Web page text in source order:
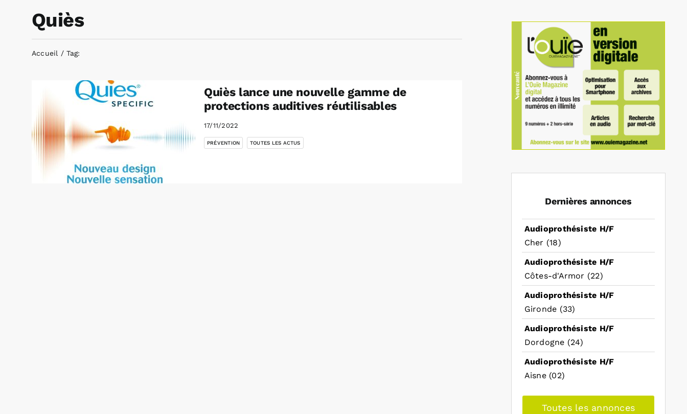
Quiès
Accueil Tag:
Quiès lance une nouvelle gamme de
protections auditives réutilisables
17/11/2022
PRÉVENTION TOUTES LES ACTUS
Dernières annonces
Audioprothésiste H/F
Cher (18)
Audioprothésiste H/F
Côtes-d'Armor (22)
Audioprothésiste H/F
Gironde (33)
Audioprothésiste H/F
Dordogne (24)
Audioprothésiste H/F
Aisne (02)
Toutes les annonces